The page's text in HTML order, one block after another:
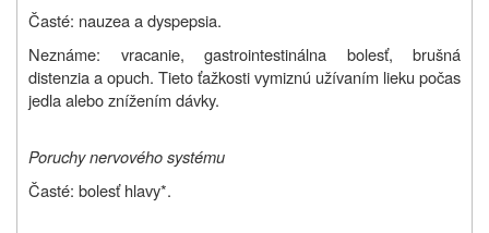
Časté: nauzea a dyspepsia.
Neznáme: vracanie, gastrointestinálna bolesť, brušná
distenzia a opuch. Tieto ťažkosti vymiznú užívaním lieku počas
jedla alebo znížením dávky.
Poruchy nervového systému
Časté: bolesť hlavy*.